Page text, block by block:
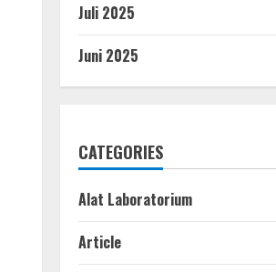
Juli 2025
Juni 2025
CATEGORIES
Alat Laboratorium
Article